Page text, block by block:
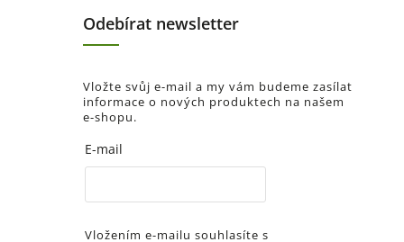
Odebírat newsletter
Vložte svůj e-mail a my vám budeme zasílat
informace o nových produktech na našem
e-shopu.
E-mail
Vložením e-mailu souhlasíte s